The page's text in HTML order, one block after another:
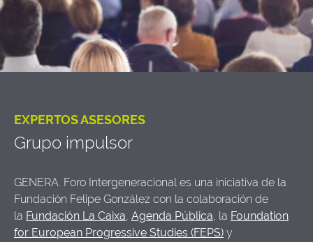
EXPERTOS ASESORES
Grupo impulsor
GENERA. Foro Intergeneracional es una iniciativa de la
Fundación Felipe González con la colaboración de
la Fundación La Caixa, Agenda Pública, la Foundation
for European Progressive Studies (FEPS) y